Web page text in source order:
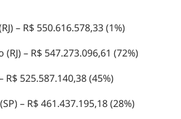
– R$ 550.616.578,33 (1%)
– R$ 547.273.096,61 (72%)
R$ 525.587.140,38 (45%)
– R$ 461.437.195,18 (28%)